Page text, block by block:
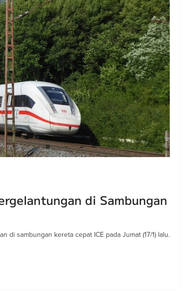
di Sambungan
sambungan kereta cepat ICE pada Jumat (17/1) lalu.